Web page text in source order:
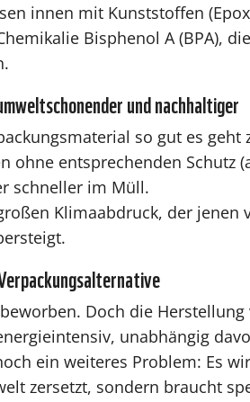
innen mit Kunststoffen
Bisphenol A (BPA),
und nachhaltiger
so gut es geht
ohne entsprechenden Schutz
schneller im Müll.
Klimaabdruck, der jenen
Doch die Herstellung
unabhängig
ein weiteres Problem: Es
zersetzt, sondern braucht